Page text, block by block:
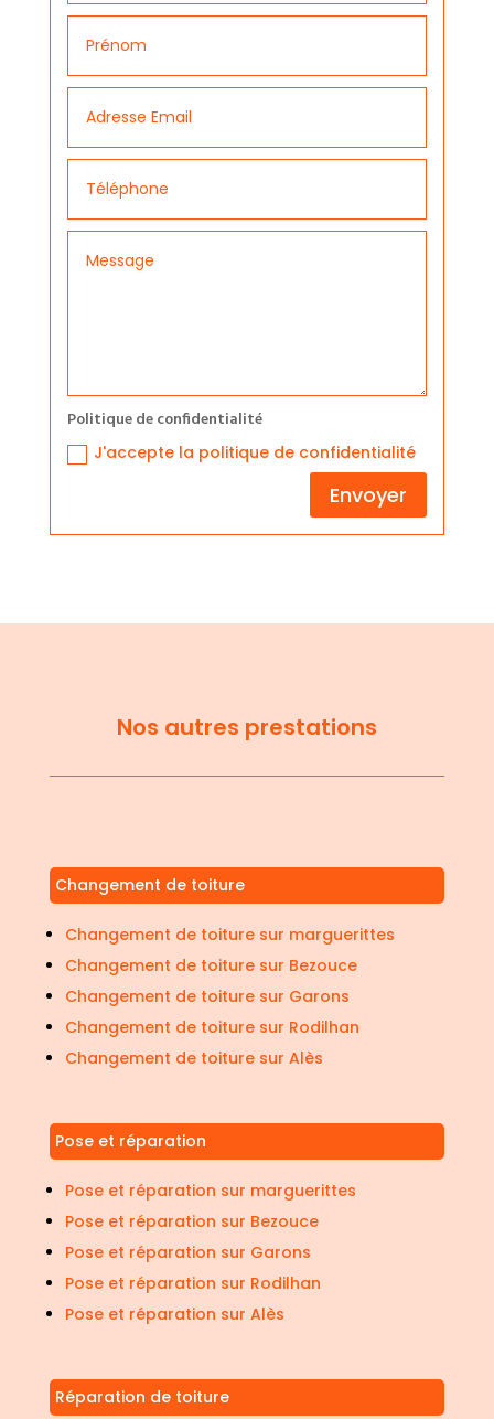
Politique de confidentialité
J'accepte la politique de confidentialité
Envoyer
Nos autres prestations
Changement de toiture
Changement de toiture sur marguerittes
Changement de toiture sur Bezouce
Changement de toiture sur Garons
Changement de toiture sur Rodilhan
Changement de toiture sur Alès
Pose et réparation
Pose et réparation sur marguerittes
Pose et réparation sur Bezouce
Pose et réparation sur Garons
Pose et réparation sur Rodilhan
Pose et réparation sur Alès
Réparation de toiture